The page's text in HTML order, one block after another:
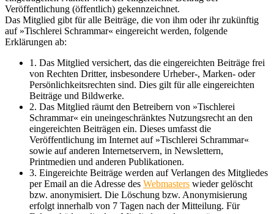
Veröffentlichung (öffentlich) gekennzeichnet.
Das Mitglied gibt für alle Beiträge, die von ihm oder ihr zukünftig
auf »Tischlerei Schrammar« eingereicht werden, folgende
Erklärungen ab:
1. Das Mitglied versichert, das die eingereichten Beiträge frei
von Rechten Dritter, insbesondere Urheber-, Marken- oder
Persönlichkeitsrechten sind. Dies gilt für alle eingereichten
Beiträge und Bildwerke.
2. Das Mitglied räumt den Betreibern von »Tischlerei
Schrammar« ein uneingeschränktes Nutzungsrecht an den
eingereichten Beiträgen ein. Dieses umfasst die
Veröffentlichung im Internet auf »Tischlerei Schrammar«
sowie auf anderen Internetservern, in Newslettern,
Printmedien und anderen Publikationen.
3. Eingereichte Beiträge werden auf Verlangen des Mitgliedes
per Email an die Adresse des Webmasters wieder gelöscht
bzw. anonymisiert. Die Löschung bzw. Anonymisierung
erfolgt innerhalb von 7 Tagen nach der Mitteilung. Für